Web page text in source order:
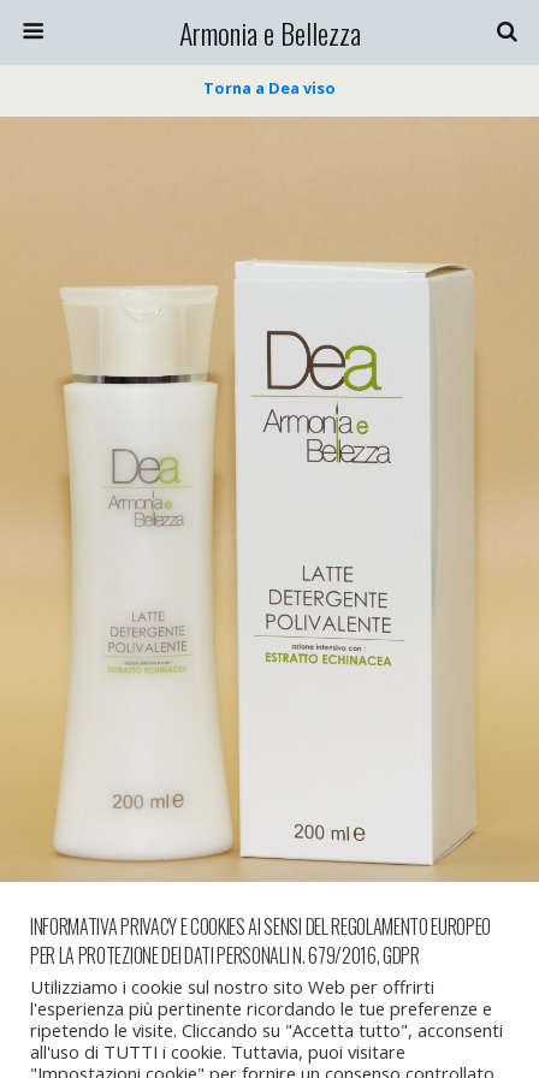
Armonia e Bellezza
Torna a Dea viso
« precedente in galleria successiva in galleria »
Torna su
INFORMATIVA PRIVACY E COOKIES AI SENSI DEL REGOLAMENTO EUROPEO
PER LA PROTEZIONE DEI DATI PERSONALI N. 679/2016, GDPR
Utilizziamo i cookie sul nostro sito Web per offrirti
l'esperienza più pertinente ricordando le tue preferenze e
ripetendo le visite. Cliccando su "Accetta tutto", acconsenti
all'uso di TUTTI i cookie. Tuttavia, puoi visitare